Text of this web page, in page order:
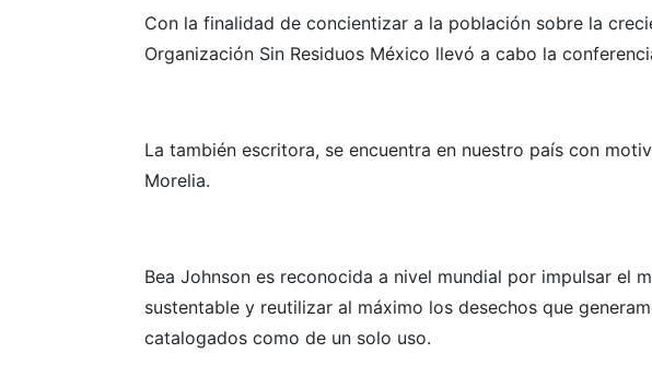
Con la finalidad de concientizar a la población sobre la
Organización Sin Residuos México llevó a cabo la
La también escritora, se encuentra en nuestro país con
Morelia.
Bea Johnson es reconocida a nivel mundial por impulsar el
sustentable y reutilizar al máximo los desechos que
catalogados como de un solo uso.